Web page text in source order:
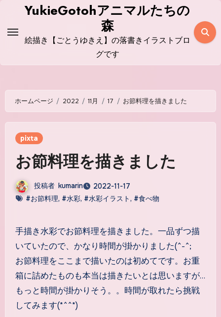
ス
YukieGotohアニマルたちの
森
絵描き【ごとうゆきえ】の落書きイラストブロ
グです
ホームページ 2022 11月 17 お節料理を描きました
pixta
お節料理を描きました
投稿者 kumarin
2022-11-17
#お節料理, #水彩, #水彩イラスト, #食べ物
手描き水彩でお節料理を描きました。一品ずつ描
いていたので、かなり時間が掛かりました(^-^;
お節料理をここまで描いたのは初めてです。お重
箱に詰めたものも本当は描きたいとは思いますが…
もっと時間が掛かりそう。。時間が取れたら挑戦
してみます(*^^*)